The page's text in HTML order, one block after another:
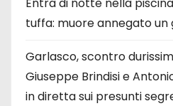
tuffa: muore annegato un
Garlasco, scontro
Giuseppe Brindisi e
in diretta sui presunti